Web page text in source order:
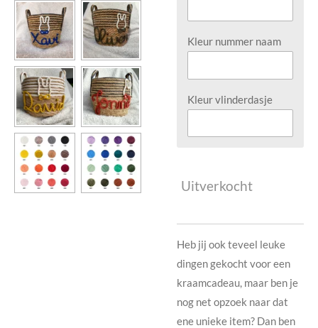
Kleur nummer naam
Kleur vlinderdasje
Uitverkocht
Heb jij ook teveel leuke
dingen gekocht voor een
kraamcadeau, maar ben je
nog net opzoek naar dat
ene unieke item? Dan ben